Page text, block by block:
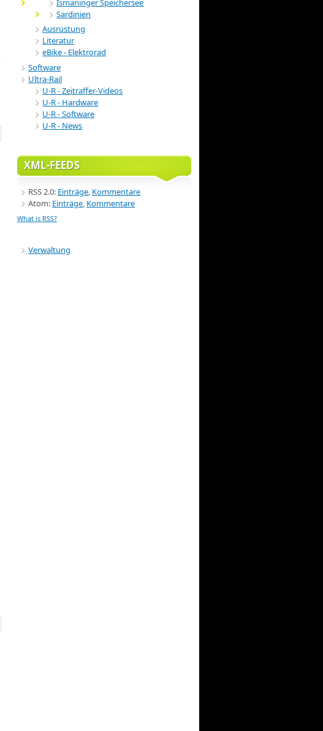
Ismaninger Speichersee
Sardinien
Ausrüstung
Literatur
eBike - Elektrorad
Software
Ultra-Rail
U-R - Zeitraffer-Videos
U-R - Hardware
U-R - Software
U-R - News
XML-FEEDS
RSS 2.0: Einträge Kommentare
Atom: Einträge Kommentare
What is RSS?
Verwaltung